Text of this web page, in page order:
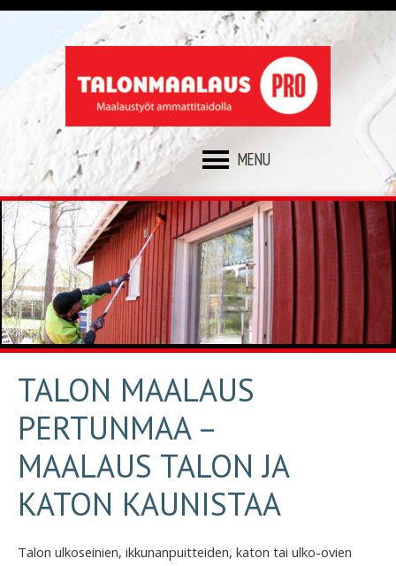
SKIP
TO
CONTENT
TALON MAALAUS
PERTUNMAA –
MAALAUS TALON JA
KATON KAUNISTAA
Talon ulkoseinien, ikkunanpuitteiden, katon tai ulko-ovien